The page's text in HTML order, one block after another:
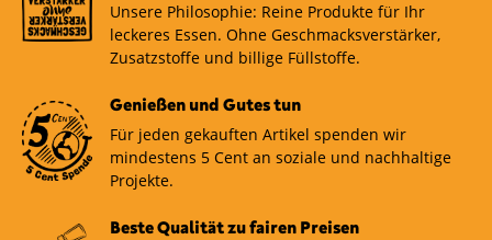
Unsere Philosophie: Reine Produkte für Ihr
leckeres Essen. Ohne Geschmacksverstärker,
Zusatzstoffe und billige Füllstoffe.
Genießen und Gutes tun
Für jeden gekauften Artikel spenden wir
mindestens 5 Cent an soziale und nachhaltige
Projekte.
Beste Qualität zu fairen Preisen